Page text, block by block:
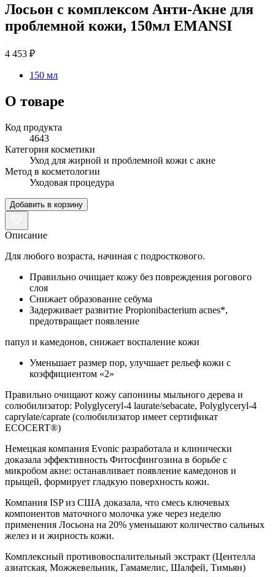
Лосьон с комплексом Анти-Акне для
проблемной кожи, 150мл EMANSI
4 453 ₽
150 мл
О товаре
Код продукта
4643
Категория косметики
Уход для жирной и проблемной кожи с акне
Метод в косметологии
Уходовая процедура
Добавить в корзину
Описание
Для любого возраста, начиная с подросткового.
Правильно очищает кожу без повреждения рогового
слоя
Снижает образование себума
Задерживает развитие Propionibacterium acnes*,
предотвращает появление
папул и камедонов, снижает воспаление кожи
Уменьшает размер пор, улучшает рельеф кожи с
коэффициентом «2»
Правильно очищают кожу сапонины мыльного дерева и
солюбилизатор: Polyglyceryl-4 laurate/sebacate, Polyglyceryl-4
caprylate/caprate (солюбилизатор имеет сертификат
ECOCERT®)
Немецкая компания Evonic разработала и клинически
доказала эффективность Фитосфингозина в борьбе с
микробом акне: останавливает появление камедонов и
прыщей, формирует гладкую поверхность кожи.
Компания ISP из США доказала, что смесь ключевых
компонентов маточного молочка уже через неделю
применения Лосьона на 20% уменьшают количество сальных
желез и и жирность кожи.
Комплексный противовоспалительный экстракт (Центелла
азиатская, Можжевельник, Гамамелис, Шалфей, Тимьян)